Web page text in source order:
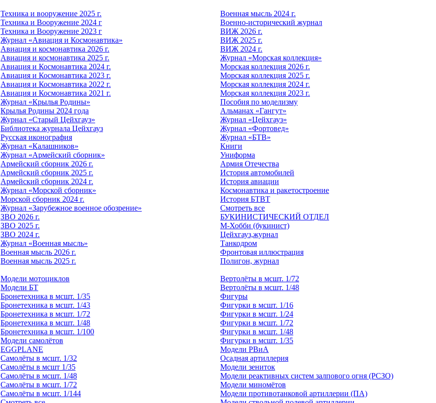
Техника и вооружение 2025 г.
Техника и Вооружение 2024 г
Техника и Вооружение 2023 г
Журнал «Авиация и Космонавтика»
Авиация и космонавтика 2026 г.
Авиация и космонавтика 2025 г.
Авиация и Космонавтика 2024 г.
Авиация и Космонавтика 2023 г.
Авиация и Космонавтика 2022 г.
Авиация и Космонавтика 2021 г.
Журнал «Крылья Родины»
Крылья Родины 2024 года
Журнал «Старый Цейхгауз»
Библиотека журнала Цейхгауз
Русская иконография
Журнал «Калашников»
Журнал «Армейский сборник»
Армейский сборник 2026 г.
Армейский сборник 2025 г.
Армейский сборник 2024 г.
Журнал «Морской сборник»
Морской сборник 2024 г.
Журнал «Зарубежное военное обозрение»
ЗВО 2026 г.
ЗВО 2025 г.
ЗВО 2024 г.
Журнал «Военная мысль»
Военная мысль 2026 г.
Военная мысль 2025 г.
Военная мысль 2024 г.
Военно-исторический журнал
ВИЖ 2026 г.
ВИЖ 2025 г.
ВИЖ 2024 г.
Журнал «Морская коллекция»
Морская коллекция 2026 г.
Морская коллекция 2025 г.
Морская коллекция 2024 г.
Морская коллекция 2023 г.
Пособия по моделизму
Альманах «Гангут»
Журнал «Цейхгауз»
Журнал «Фортовед»
Журнал «БТВ»
Книги
Униформа
Армия Отечества
История автомобилей
История авиации
Космонавтика и ракетостроение
История БТВТ
Смотреть все
БУКИНИСТИЧЕСКИЙ ОТДЕЛ
М-Хобби (букинист)
Цейхгауз,журнал
Танкодром
Фронтовая иллюстрация
Полигон, журнал
Модели мотоциклов
Модели БТ
Бронетехника в мсшт. 1/35
Бронетехника в мсшт. 1/43
Бронетехника в мсшт. 1/72
Бронетехника в мсшт. 1/48
Бронетехника в мсшт. 1/100
Модели самолётов
EGGPLANE
Самолёты в мсшт. 1/32
Самолёты в мсшт 1/35
Самолёты в мсшт. 1/48
Самолёты в мсшт. 1/72
Самолёты в мсшт. 1/144
Вертолёты в мсшт. 1/72
Вертолёты в мсшт. 1/48
Фигуры
Фигурки в мсшт. 1/16
Фигурки в мсшт. 1/24
Фигурки в мсшт. 1/72
Фигурки в мсшт. 1/48
Фигурки в мсшт. 1/35
Модели РВиА
Осадная артиллерия
Модели зениток
Модели реактивных систем залпового огня (РСЗО)
Модели миномётов
Модели противотанковой артиллерии (ПА)